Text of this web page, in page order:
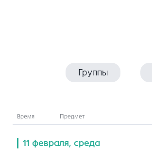
Группы
Время Предмет
11 февраля, среда